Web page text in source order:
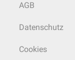
AGB
Datenschutz
Cookies